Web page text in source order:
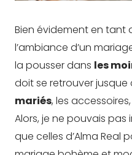
Bien évidement en tant
l’ambiance d’un
la pousser dans les
doit se retrouver jusque
mariés, les
Alors, je ne pouvais pas
que celles d’Alma Real